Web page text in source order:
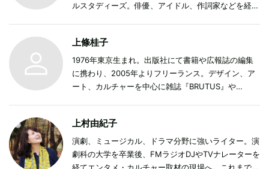
ルスタディーズ。俳優、アイドル、作詞家などを経
象とした調査、研究を行っている。他にインドネシ
ア、台湾、ドイツ、北米などをフィールドに、海外の
アイドルシーンとそのファンダム観察および調査も行
う。パフォーマー、スタッフ、ファン、そして研究者
弓社）、『アイドル・スタディーズ――研究のための
視点、問い、方法』（明石書店）など。寄稿媒体は
『ユリイカ』『エトセトラ』など。
上條桂子
1976年東京生まれ。出版社にて書籍や広報誌の編集
に携わり、2005年よりフリーランス。デザイン、ア
ート、カルチャーを中心に雑誌『BRUTUS』や
に『庭園美術館へようこそ 旧朝香宮邸をめぐる６つ
の物語』（朝吹真理子、福田里香、小林エリカ、ほし
よりこ、mamoru、阿部海太郎著／河出書房新社刊）
がある。
上村由紀子
演劇、ミュージカル、ドラマ分野に強いライター。演
劇科の大学を卒業後、FMラジオDJやTVナレーターを